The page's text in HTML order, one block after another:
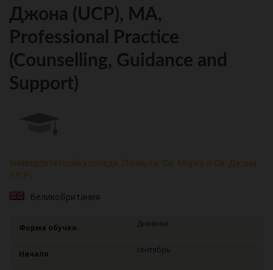
Джона (UCP), MA,
Professional Practice
(Counselling, Guidance and
Support)
Университетский колледж Плимута, Св. Марка и Св. Джона
(UCP)
Великобритания
Форма обучен. Дневное
Начало сентябрь